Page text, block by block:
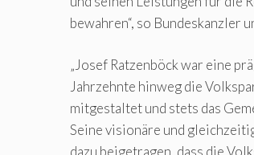
bewahren“, so Bundeskanzler
„Josef Ratzenböck war eine
Jahrzehnte hinweg die
mitgestaltet und stets das
Seine visionäre und